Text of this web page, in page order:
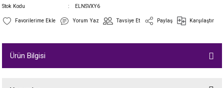
Stok Kodu
ELNSVXY6
Yorum Yaz Tavsiye Et Paylaş Karşılaştır
Ürün Bilgisi